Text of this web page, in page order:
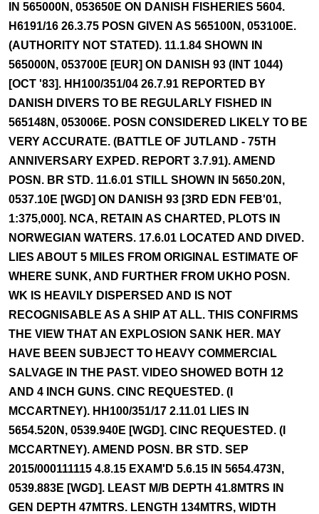
IN 565000N, 053650E ON DANISH FISHERIES 5604.
H6191/16 26.3.75 POSN GIVEN AS 565100N, 053100E.
(AUTHORITY NOT STATED). 11.1.84 SHOWN IN
565000N, 053700E [EUR] ON DANISH 93 (INT 1044)
[OCT '83]. HH100/351/04 26.7.91 REPORTED BY
DANISH DIVERS TO BE REGULARLY FISHED IN
565148N, 053006E. POSN CONSIDERED LIKELY TO BE
VERY ACCURATE. (BATTLE OF JUTLAND - 75TH
ANNIVERSARY EXPED. REPORT 3.7.91). AMEND
POSN. BR STD. 11.6.01 STILL SHOWN IN 5650.20N,
0537.10E [WGD] ON DANISH 93 [3RD EDN FEB'01,
1:375,000]. NCA, RETAIN AS CHARTED, PLOTS IN
NORWEGIAN WATERS. 17.6.01 LOCATED AND DIVED.
LIES ABOUT 5 MILES FROM ORIGINAL ESTIMATE OF
WHERE SUNK, AND FURTHER FROM UKHO POSN.
WK IS HEAVILY DISPERSED AND IS NOT
RECOGNISABLE AS A SHIP AT ALL. THIS CONFIRMS
THE VIEW THAT AN EXPLOSION SANK HER. MAY
HAVE BEEN SUBJECT TO HEAVY COMMERCIAL
SALVAGE IN THE PAST. VIDEO SHOWED BOTH 12
AND 4 INCH GUNS. CINC REQUESTED. (I
MCCARTNEY). HH100/351/17 2.11.01 LIES IN
5654.520N, 0539.940E [WGD]. CINC REQUESTED. (I
MCCARTNEY). AMEND POSN. BR STD. SEP
2015/000111115 4.8.15 EXAM'D 5.6.15 IN 5654.473N,
0539.883E [WGD]. LEAST M/B DEPTH 41.8MTRS IN
GEN DEPTH 47MTRS. LENGTH 134MTRS, WIDTH